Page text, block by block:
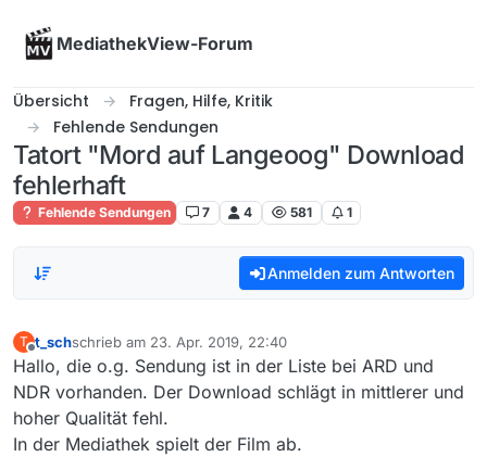
MediathekView-Forum
Übersicht
Fragen, Hilfe, Kritik
Fehlende Sendungen
Tatort "Mord auf Langeoog" Download
fehlerhaft
Fehlende Sendungen 7 4 581 1
Anmelden zum Antworten
T
Offline
t_schschrieb am 23. Apr. 2019, 22:40
zuletzt editiert von
Hallo, die o.g. Sendung ist in der Liste bei ARD und
NDR vorhanden. Der Download schlägt in mittlerer und
hoher Qualität fehl.
In der Mediathek spielt der Film ab.